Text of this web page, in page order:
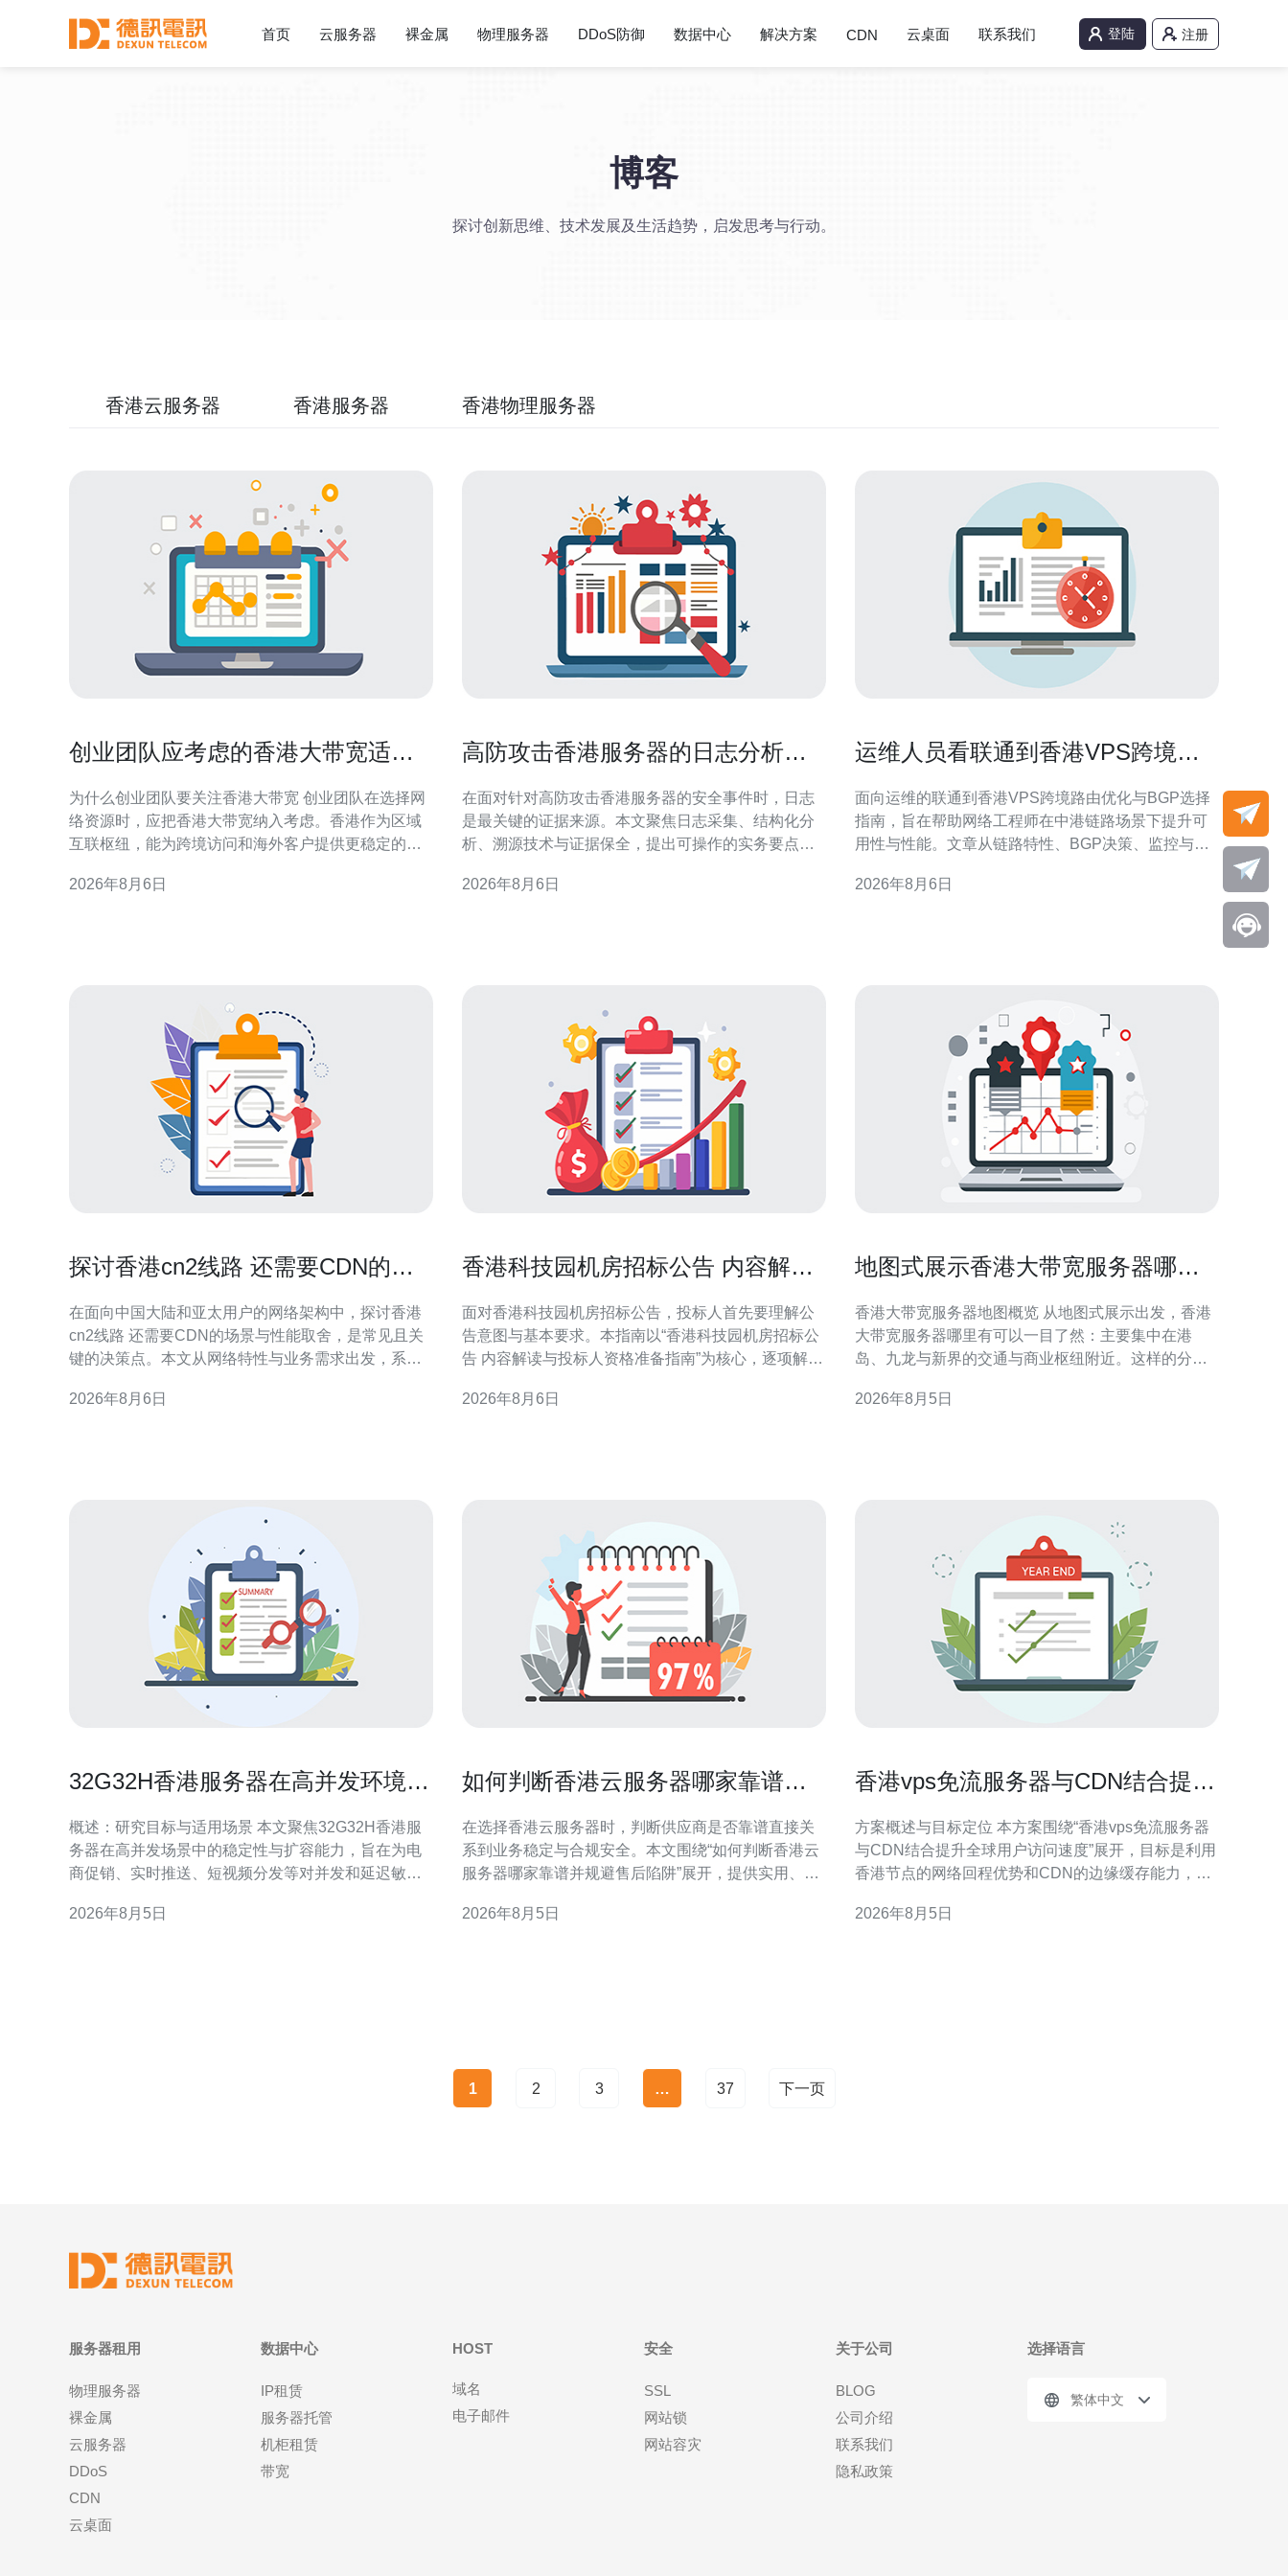
首页 云服务器 裸金属 物理服务器 DDoS防御 数据中心 解决方案 CDN 云桌面 联系我们 登陆 注册
博客
探讨创新思维、技术发展及生活趋势，启发思考与行动。
香港云服务器 香港服务器 香港物理服务器
创业团队应考虑的香港大带宽适合
为什么创业团队要关注香港大带宽 创业团队在选择网
络资源时，应把香港大带宽纳入考虑。香港作为区域
互联枢纽，能为跨境访问和海外客户提供更稳定的连
带宽的核心优势 国际互联与低延迟 香港连接多条海底
2026年8月6日
高防攻击香港服务器的日志分析与
在面对针对高防攻击香港服务器的安全事件时，日志
是最关键的证据来源。本文聚焦日志采集、结构化分
析、溯源技术与证据保全，提出可操作的实务要点，
务器的日志体系搭建 构建可审计的日志体系，是高防
2026年8月6日
运维人员看联通到香港VPS跨境路
面向运维的联通到香港VPS跨境路由优化与BGP选择
指南，旨在帮助网络工程师在中港链路场景下提升可
用性与性能。文章从链路特性、BGP决策、监控与流
便于在真实生产环境中实施与验证。 理解联通到香港
2026年8月6日
探讨香港cn2线路 还需要CDN的场
在面向中国大陆和亚太用户的网络架构中，探讨香港
cn2线路 还需要CDN的场景与性能取舍，是常见且关
键的决策点。本文从网络特性与业务需求出发，系统
迟、并发和可用性。 什么是香港CN2线路 香港CN2线
2026年8月6日
香港科技园机房招标公告 内容解读
面对香港科技园机房招标公告，投标人首先要理解公
告意图与基本要求。本指南以“香港科技园机房招标公
告 内容解读与投标人资格准备指南”为核心，逐项解析
准备投标文件，提升中标概率。 招标公告概览：把握
2026年8月6日
地图式展示香港大带宽服务器哪里
香港大带宽服务器地图概览 从地图式展示出发，香港
大带宽服务器哪里有可以一目了然：主要集中在港
岛、九龙与新界的交通与商业枢纽附近。这样的分布
性，便于企业根据业务区域和访问来源快速定位合适
2026年8月5日
32G32H香港服务器在高并发环境下
概述：研究目标与适用场景 本文聚焦32G32H香港服
务器在高并发场景中的稳定性与扩容能力，旨在为电
商促销、实时推送、短视频分发等对并发和延迟敏感
能与运维方案四个维度，评估在不同压力下的表现与
2026年8月5日
如何判断香港云服务器哪家靠谱并
在选择香港云服务器时，判断供应商是否靠谱直接关
系到业务稳定与合规安全。本文围绕“如何判断香港云
服务器哪家靠谱并规避售后陷阱”展开，提供实用、可
么选择香港云服务器值得慎重考虑 香港作为国际互联
2026年8月5日
香港vps免流服务器与CDN结合提升
方案概述与目标定位 本方案围绕“香港vps免流服务器
与CDN结合提升全球用户访问速度”展开，目标是利用
香港节点的网络回程优势和CDN的边缘缓存能力，减
性，适合跨境内容分发与移动流量优化。 香港VPS免
2026年8月5日
1 2 3 … 37 下一页
服务器租用
物理服务器
裸金属
云服务器
DDoS
CDN
云桌面
数据中心
IP租赁
服务器托管
机柜租赁
带宽
HOST
域名
电子邮件
安全
SSL
网站锁
网站容灾
关于公司
BLOG
公司介绍
联系我们
隐私政策
选择语言
繁体中文